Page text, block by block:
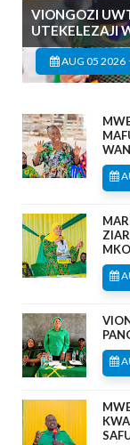
VIONGOZI
UTEKELEZAJI
AUG 05 2026